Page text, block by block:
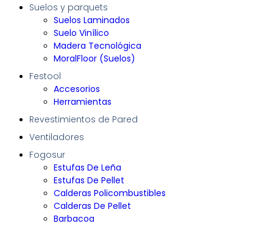
Suelos y parquets
Suelos Laminados
Suelo Vinílico
Madera Tecnológica
MoralFloor (Suelos)
Festool
Accesorios
Herramientas
Revestimientos de Pared
Ventiladores
Fogosur
Estufas De Leña
Estufas De Pellet
Calderas Policombustibles
Calderas De Pellet
Barbacoa